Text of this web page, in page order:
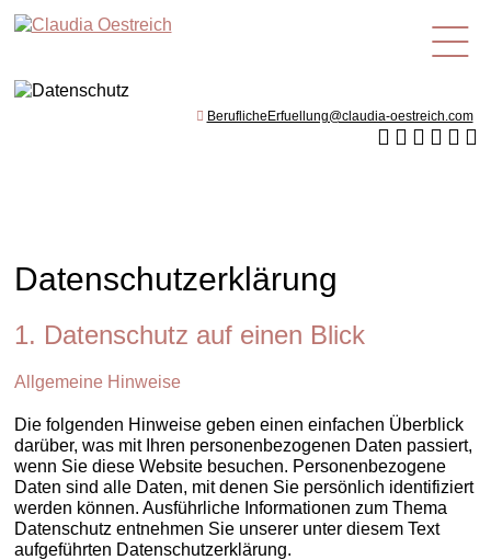
de
BeruflicheErfuellung@claudia-oestreich.com
Datenschutzerklärung
1. Datenschutz auf einen Blick
Allgemeine Hinweise
Die folgenden Hinweise geben einen einfachen Überblick
darüber, was mit Ihren personenbezogenen Daten passiert,
wenn Sie diese Website besuchen. Personenbezogene
Daten sind alle Daten, mit denen Sie persönlich identifiziert
werden können. Ausführliche Informationen zum Thema
Datenschutz entnehmen Sie unserer unter diesem Text
aufgeführten Datenschutzerklärung.